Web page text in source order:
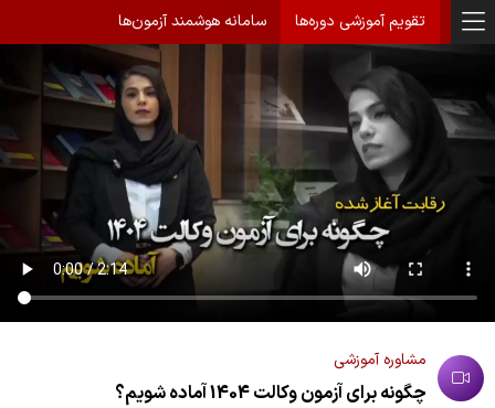
تقویم آموزشی دوره‌ها سامانه هوشمند آزمون‌ها
چگونه برای آزمون وکالت 1404 آماده شویم؟
مشاوره آموزشی